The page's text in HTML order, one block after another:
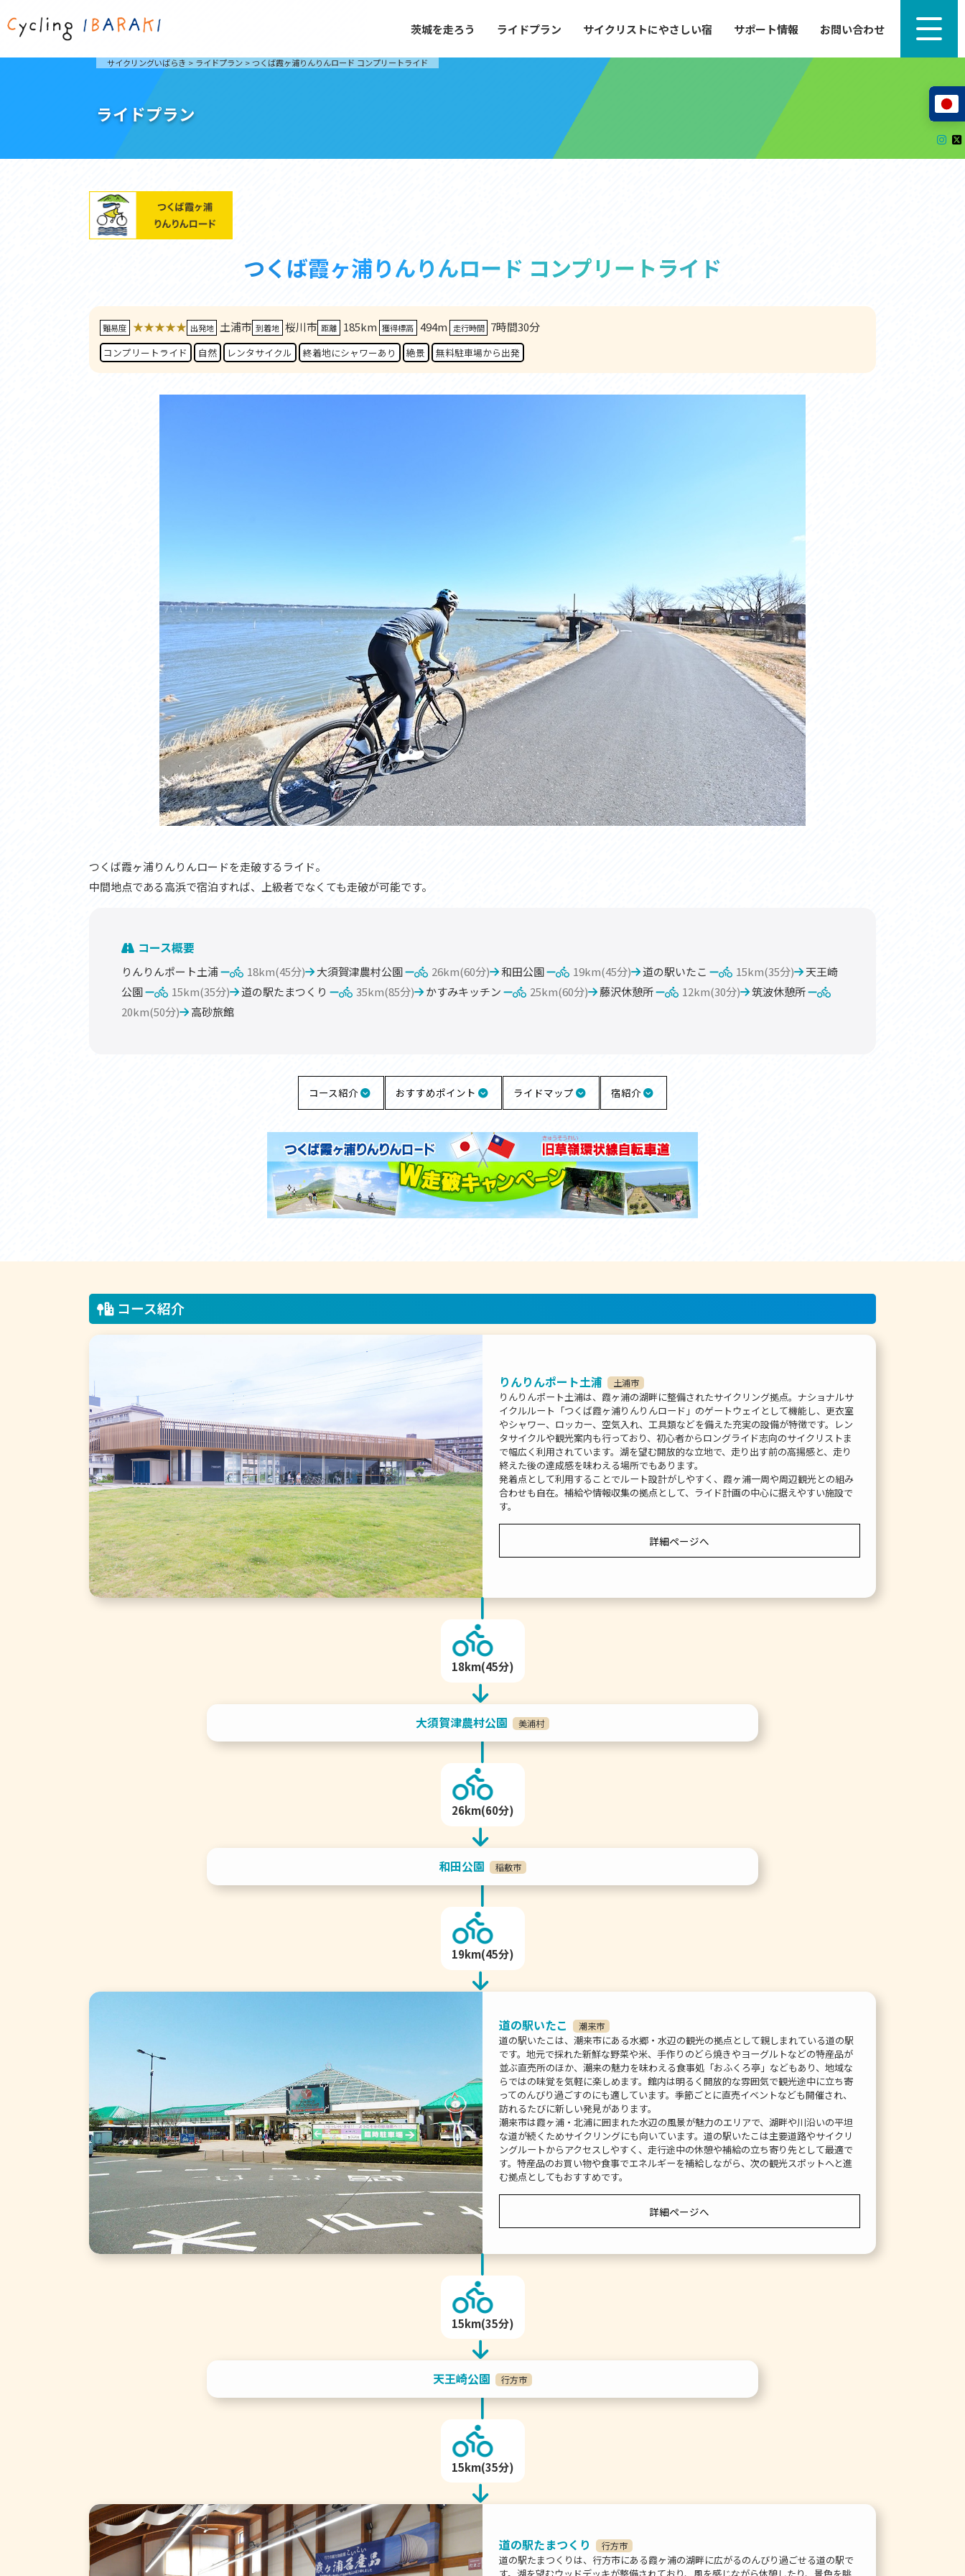
茨城を走ろう ライドプラン サイクリストにやさしい宿 サポート情報 お問い合わせ
自然が豊かで東京からも近い茨城県は、サイクリン
グに人気です。茨城県でのサイクリングの楽しみ方
をご紹介します。
サイクリングに茨城が人気の理由
3大サイクリングエリア
おすすめスタートポイント
おすすめグルメ
茨城県が認定した、サイクリストに「また来たい」
と思ってもらえるような便利でやさしい宿泊施設を
サイクリストにやさしい宿
自転車のレンタルから工具の貸し出し、修理、休
憩、トイレまで、実際に現地で役立つサポート情報
サイクルサポートステーション
自転車修理施設
筑波山と霞ヶ浦をシンボルに、関東平野の自然を楽
しむ。日本を代表する「ナショナルサイクルルー
コース紹介
アクセス
おすすめスタートポイント
おすすめスポット
おすすめグルメ
袋田の滝、八溝山、竜神大吊橋など、里山の風景が
広がる。起伏や勾配を感じる走りごたえのあるルー
コース紹介
アクセス
おすすめスタートポイント
おすすめスポット
おすすめグルメ
ライドプラン
リゾートエリアの大洗町・ひたちなか市を中心に、
美しく変化に富んだ海岸線などを走り抜ける爽快な
コース紹介
アクセス
おすすめスタートポイント
おすすめスポット
おすすめグルメ
ライドプラン
ツアー造成 (学校様、旅行会社様へ)
リンク集
サイクリングいばらき > ライドプラン >つくば霞ヶ浦りんりんロード コンプリートライド
ライドプラン
つくば霞ヶ浦りんりんロード コンプリートライド
難易度 ★★★★★ 出発地 土浦市 到着地 桜川市 距離 185km 獲得標高 494m 走行時間 7時間30分
コンプリートライド 自然 レンタサイクル 終着地にシャワーあり 絶景 無料駐車場から出発
つくば霞ヶ浦りんりんロードを走破するライド。
中間地点である高浜で宿泊すれば、上級者でなくても走破が可能です。
コース概要
りんりんポート土浦 18km(45分) 大須賀津農村公園 26km(60分) 和田公園 19km(45分) 道の駅いたこ 15km(35分)
天王崎
公園
15km(35分) 道の駅たまつくり 35km(85分) かすみキッチン 25km(60分) 藤沢休憩所 12km(30分)
筑波休憩所
20km(50分)
高砂旅館
コース紹介 おすすめポイント ライドマップ 宿紹介
コース紹介
りんりんポート土浦 土浦市
りんりんポート土浦は、霞ヶ浦の湖畔に整備されたサイクリング拠点。ナショナルサ
イクルルート「つくば霞ヶ浦りんりんロード」のゲートウェイとして機能し、更衣室
やシャワー、ロッカー、空気入れ、工具類などを備えた充実の設備が特徴です。レン
タサイクルや観光案内も行っており、初心者からロングライド志向のサイクリストま
で幅広く利用されています。湖を望む開放的な立地で、走り出す前の高揚感と、走り
終えた後の達成感を味わえる場所でもあります。
発着点として利用することでルート設計がしやすく、霞ヶ浦一周や周辺観光との組み
合わせも自在。補給や情報収集の拠点として、ライド計画の中心に据えやすい施設で
す。
詳細ページへ
18km(45分)
大須賀津農村公園 美浦村
26km(60分)
和田公園 稲敷市
19km(45分)
道の駅いたこ 潮来市
道の駅いたこは、潮来市にある水郷・水辺の観光の拠点として親しまれている道の駅
です。地元で採れた新鮮な野菜や米、手作りのどら焼きやヨーグルトなどの特産品が
並ぶ直売所のほか、潮来の魅力を味わえる食事処「おふくろ亭」などもあり、地域な
らではの味覚を気軽に楽しめます。館内は明るく開放的な雰囲気で観光途中に立ち寄
ってのんびり過ごすのにも適しています。季節ごとに直売イベントなども開催され、
訪れるたびに新しい発見があります。
潮来市は霞ヶ浦・北浦に囲まれた水辺の風景が魅力のエリアで、湖畔や川沿いの平坦
な道が続くためサイクリングにも向いています。道の駅いたこは主要道路やサイクリ
ングルートからアクセスしやすく、走行途中の休憩や補給の立ち寄り先として最適で
す。特産品のお買い物や食事でエネルギーを補給しながら、次の観光スポットへと進
む拠点としてもおすすめです。
詳細ページへ
15km(35分)
天王崎公園 行方市
15km(35分)
道の駅たまつくり 行方市
道の駅たまつくりは、行方市にある霞ヶ浦の湖畔に広がるのんびり過ごせる道の駅で